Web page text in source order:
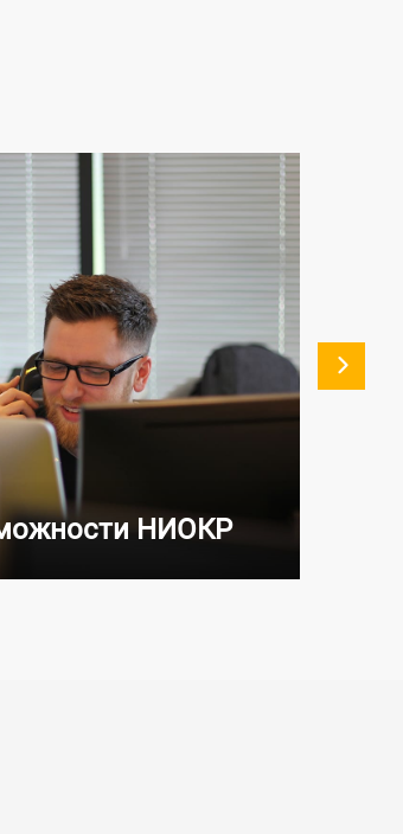
НИОКР